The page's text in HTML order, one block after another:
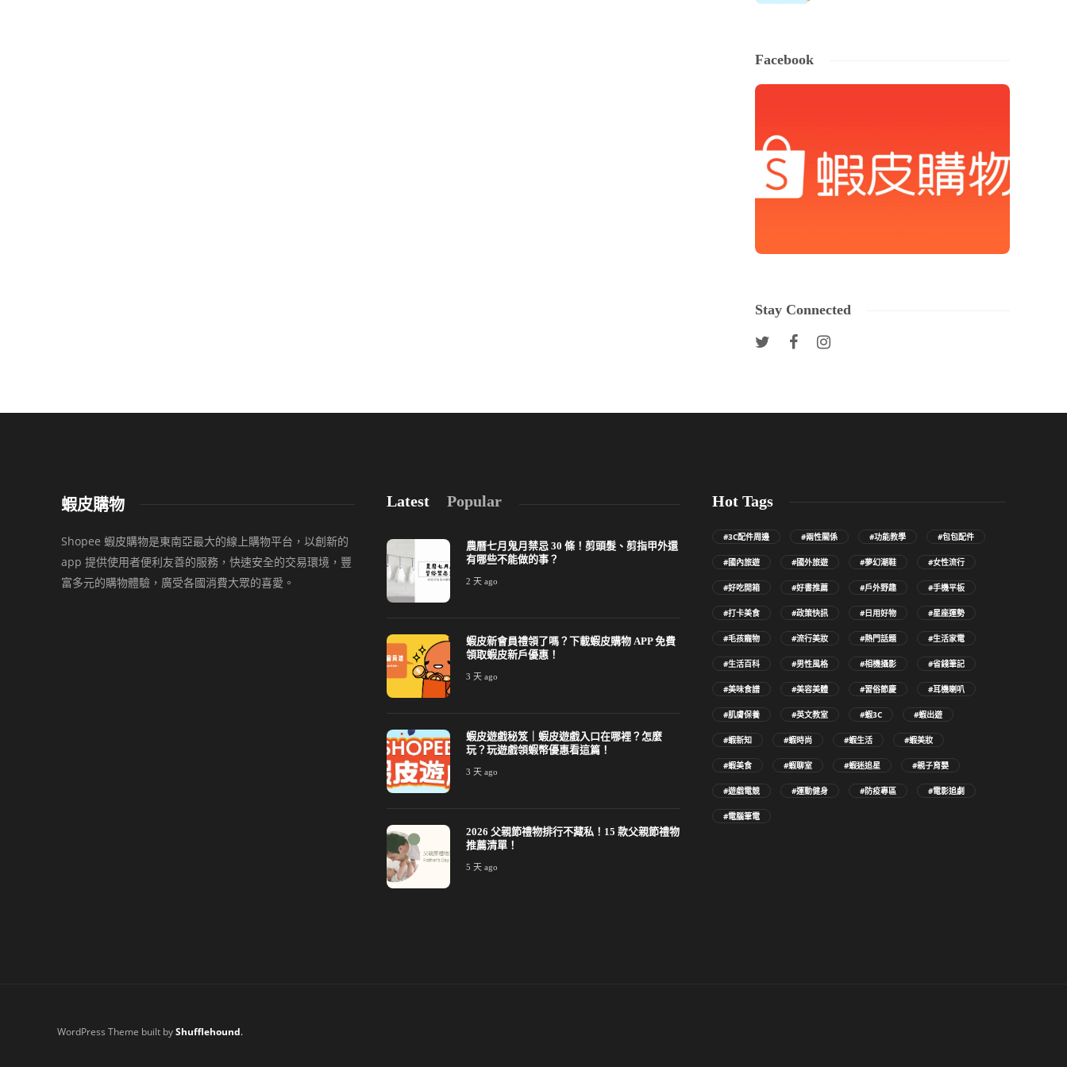
Facebook
Stay Connected
蝦皮購物
Shopee 蝦皮購物是東南亞最大的線上購物平台，以創新的
app 提供使用者便利友善的服務，快速安全的交易環境，豐
富多元的購物體驗，廣受各國消費大眾的喜愛。
Latest Popular
農曆七月鬼月禁忌 30 條！剪頭髮、剪指甲外還
有哪些不能做的事？
2 天 ago
蝦皮新會員禮領了嗎？下載蝦皮購物 APP 免費
領取蝦皮新戶優惠！
3 天 ago
蝦皮遊戲秘笈｜蝦皮遊戲入口在哪裡？怎麼
玩？玩遊戲領蝦幣優惠看這篇！
3 天 ago
2026 父親節禮物排行不藏私！15 款父親節禮物
推薦清單！
5 天 ago
Hot Tags
#3C配件周邊 #兩性關係 #功能教學 #包包配件
#國內旅遊 #國外旅遊 #夢幻潮鞋 #女性流行
#好吃開箱 #好書推薦 #戶外野趣 #手機平板
#打卡美食 #政策快訊 #日用好物 #星座運勢
#毛孩寵物 #流行美妝 #熱門話題 #生活家電
#生活百科 #男性風格 #相機攝影 #省錢筆記
#美味食譜 #美容美體 #習俗節慶 #耳機喇叭
#肌膚保養 #英文教室 #蝦3C #蝦出遊
#蝦新知 #蝦時尚 #蝦生活 #蝦美妝
#蝦美食 #蝦聊室 #蝦迷追星 #親子育嬰
#遊戲電競 #運動健身 #防疫專區 #電影追劇
#電腦筆電
WordPress Theme built byShufflehound.